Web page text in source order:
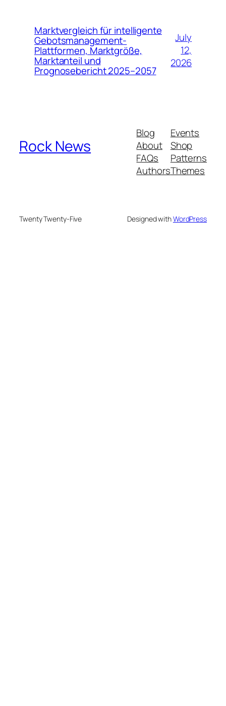
Marktvergleich für intelligente
Gebotsmanagement-
Plattformen, Marktgröße,
Marktanteil und
Prognosebericht 2025–2057
July
12,
2026
Rock News
Blog
About
FAQs
Authors
Events
Shop
Patterns
Themes
Twenty Twenty-Five Designed withWordPress